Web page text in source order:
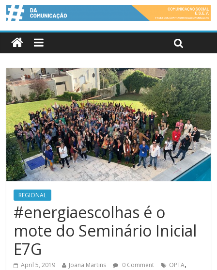
REGIONAL
#energiaescolhas é o
mote do Seminário Inicial
E7G
April 5, 2019 Joana Martins 0 Comment OPTA,